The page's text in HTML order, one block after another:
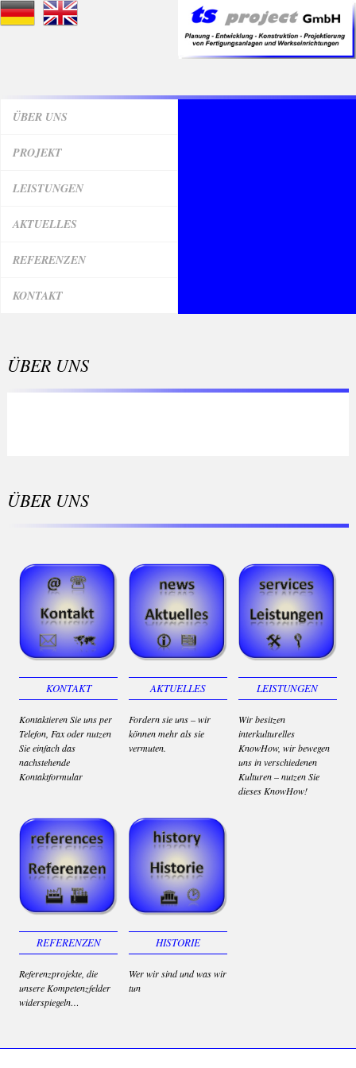
ÜBER UNS
PROJEKT
LEISTUNGEN
AKTUELLES
REFERENZEN
KONTAKT
ÜBER UNS
ÜBER UNS
KONTAKT
Kontaktieren Sie uns per
Telefon, Fax oder nutzen
Sie einfach das
nachstehende
Kontaktformular
AKTUELLES
Fordern sie uns – wir
können mehr als sie
vermuten.
LEISTUNGEN
Wir besitzen
interkulturelles
KnowHow, wir bewegen
uns in verschiedenen
Kulturen – nutzen Sie
dieses KnowHow!
REFERENZEN
Referenzprojekte, die
unsere Kompetenzfelder
widerspiegeln…
HISTORIE
Wer wir sind und was wir
tun